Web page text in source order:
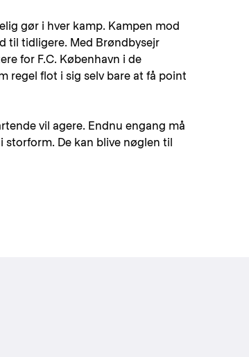
gør i hver kamp. Kampen mod
til tidligere. Med Brøndbysejr
for F.C. København i de
regel flot i sig selv bare at få point
vil agere. Endnu engang må
De kan blive nøglen til